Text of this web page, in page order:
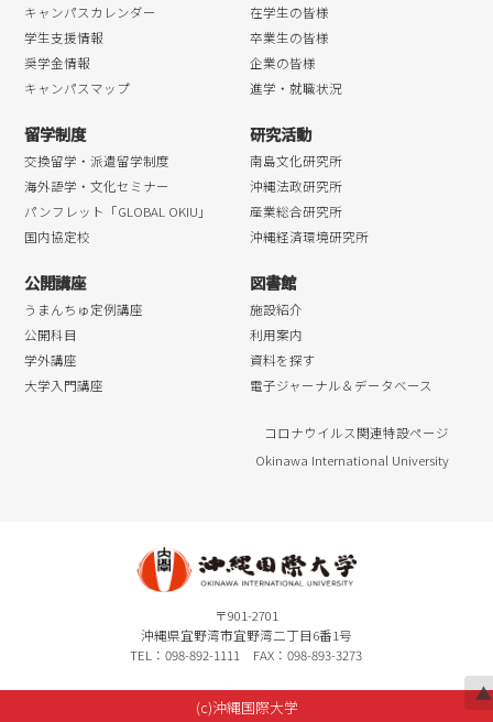
▲
キャンパスカレンダー
学生支援情報
奨学金情報
キャンパスマップ
在学生の皆様
卒業生の皆様
企業の皆様
進学・就職状況
留学制度
交換留学・派遣留学制度
海外語学・文化セミナー
パンフレット「GLOBAL OKIU」
国内協定校
研究活動
南島文化研究所
沖縄法政研究所
産業総合研究所
沖縄経済環境研究所
公開講座
うまんちゅ定例講座
公開科目
学外講座
大学入門講座
図書館
施設紹介
利用案内
資料を探す
電子ジャーナル＆データベース
コロナウイルス関連特設ページ
Okinawa International University
〒901-2701
沖縄県宜野湾市宜野湾二丁目6番1号
TEL：098-892-1111 FAX：098-893-3273
(c)沖縄国際大学